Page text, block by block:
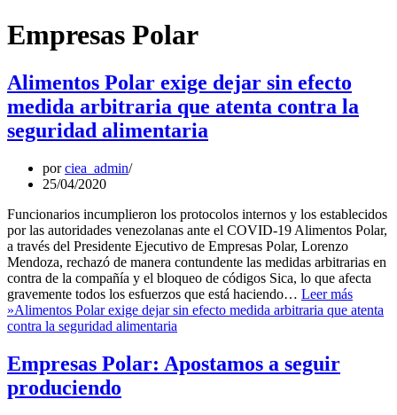
Empresas Polar
Alimentos Polar exige dejar sin efecto
medida arbitraria que atenta contra la
seguridad alimentaria
porciea_admin
25/04/2020
Funcionarios incumplieron los protocolos internos y los establecidos
por las autoridades venezolanas ante el COVID-19 Alimentos Polar,
a través del Presidente Ejecutivo de Empresas Polar, Lorenzo
Mendoza, rechazó de manera contundente las medidas arbitrarias en
contra de la compañía y el bloqueo de códigos Sica, lo que afecta
gravemente todos los esfuerzos que está haciendo… Leer más
»Alimentos Polar exige dejar sin efecto medida arbitraria que atenta
contra la seguridad alimentaria
Empresas Polar: Apostamos a seguir
produciendo